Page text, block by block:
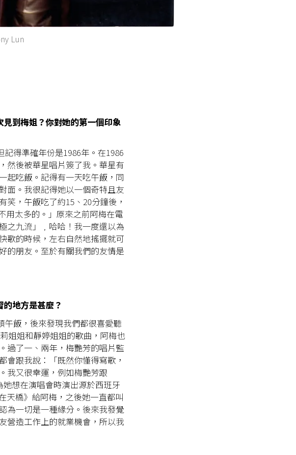
Lun
到梅姐？你對她的第一個印象
記得準確年份是1986年。在1986
然後被華星唱片簽了我。華星有
起吃飯。記得有一天吃午飯，同
面。我很記得她以一個奇特且友
，午飯吃了約15、20分鐘後，
用太多的。」原來之前阿梅在電
之九流」﹐哈哈！我一度還以為
歌的時候，左右自然地搖擺就可
的朋友。至於有關我們的友情是
地方是甚麼？
午飯，後來發現我們都很喜愛聽
姐姐和靜婷姐姐的歌曲，阿梅也
過了一、兩年，梅艷芳的唱片監
會跟我說：「既然你懂得寫歌，
我又很幸運，例如梅艷芳跟
想在演唱會時演出源於西班牙
天橋》給阿梅，之後她一直都叫
為一切是一種緣分。後來我發覺
營造工作上的就業機會，所以我